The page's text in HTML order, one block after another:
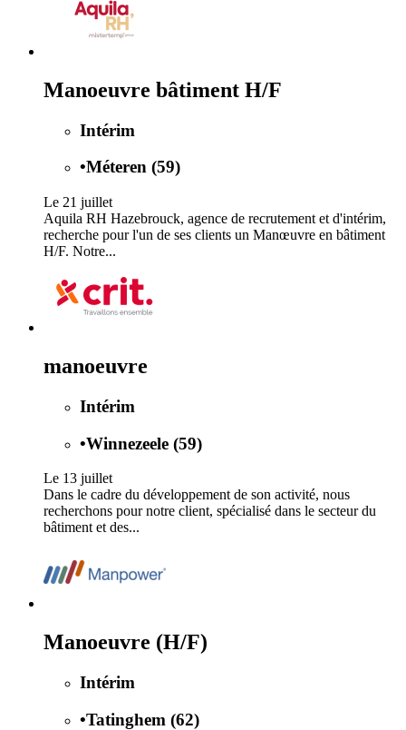
Manoeuvre bâtiment H/F
Intérim
•Méteren (59)
Le 21 juillet
Aquila RH Hazebrouck, agence de recrutement et d'intérim,
recherche pour l'un de ses clients un Manœuvre en bâtiment
H/F. Notre...
manoeuvre
Intérim
•Winnezeele (59)
Le 13 juillet
Dans le cadre du développement de son activité, nous
recherchons pour notre client, spécialisé dans le secteur du
bâtiment et des...
Manoeuvre (H/F)
Intérim
•Tatinghem (62)